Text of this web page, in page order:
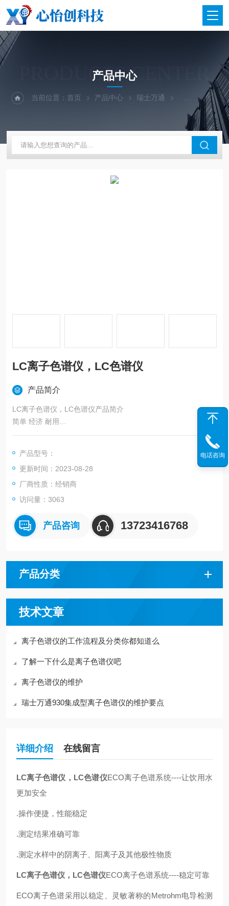
PRODUCTS CENTER
产品中心
当前位置：首页 产品中心 瑞士万通 离子色谱仪
LC离子色谱仪，LC色谱仪
产品简介
LC离子色谱仪，LC色谱仪产品简介
简单 经济 耐用
• 智能型离子色谱系统
• 测定结果准确可靠
• 测定各种样品中的阴离子、阳离子及其它极性物质
产品型号：
更新时间：2023-08-28
厂商性质：经销商
访问量：3063
产品咨询 13723416768
产品分类
技术文章
离子色谱仪的工作流程及分类你都知道么
了解一下什么是离子色谱仪吧
离子色谱仪的维护
瑞士万通930集成型离子色谱仪的维护要点
详细介绍 在线留言
LC离子色谱仪，LC色谱仪ECO离子色谱系统----让饮用水
更加安全
.操作便捷，性能稳定
.测定结果准确可靠
.测定水样中的阴离子、阳离子及其他极性物质
LC离子色谱仪，LC色谱仪ECO离子色谱系统----稳定可靠
ECO离子色谱采用以稳定、灵敏著称的Metrohm电导检测
电话咨询